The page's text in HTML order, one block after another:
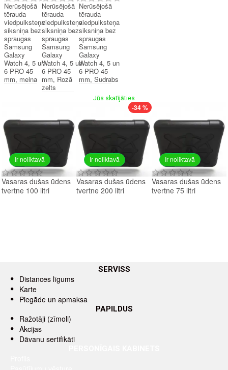
Nerūsējošā
tērauda
viedpulksteņa
siksniņa bez
spraugas
Samsung
Galaxy
Watch 4, 5 un
6 PRO 45
mm, melna
Nerūsējošā
tērauda
viedpulksteņa
siksniņa bez
spraugas
Samsung
Galaxy
Watch 4, 5 un
6 PRO 45
mm, Rozā
zelts
Nerūsējošā
tērauda
viedpulksteņa
siksniņa bez
spraugas
Samsung
Galaxy
Watch 4, 5 un
6 PRO 45
mm, Sudrabs
Jūs skatījāties
Ir noliktavā
Vasaras dušas ūdens
tvertne 100 litri
Ir noliktavā
-34 %
Vasaras dušas ūdens
tvertne 200 litri
Ir noliktavā
Vasaras dušas ūdens
tvertne 75 litri
SERVISS
Distances līgums
Karte
Piegāde un apmaksa
PAPILDUS
Ražotāji (zīmoli)
Akcijas
Dāvanu sertifikāti